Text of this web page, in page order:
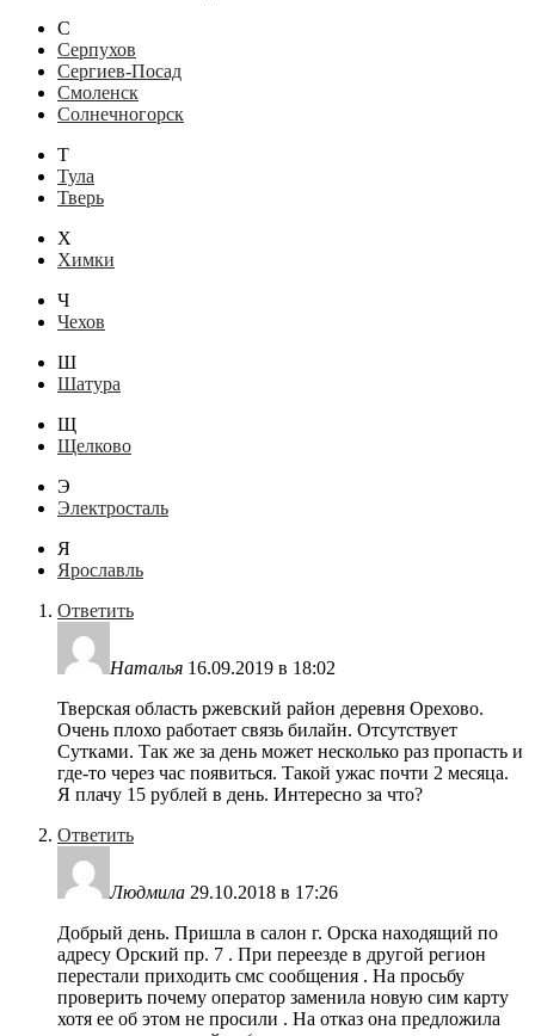
С
Серпухов
Сергиев-Посад
Смоленск
Солнечногорск
Т
Тула
Тверь
Х
Химки
Ч
Чехов
Ш
Шатура
Щ
Щелково
Э
Электросталь
Я
Ярославль
Ответить
Наталья 16.09.2019 в 18:02
Тверская область ржевский район деревня Орехово.
Очень плохо работает связь билайн. Отсутствует
Сутками. Так же за день может несколько раз пропасть и
где-то через час появиться. Такой ужас почти 2 месяца.
Я плачу 15 рублей в день. Интересно за что?
Ответить
Людмила 29.10.2018 в 17:26
Добрый день. Пришла в салон г. Орска находящий по
адресу Орский пр. 7 . При переезде в другой регион
перестали приходить смс сообщения . На просьбу
проверить почему оператор заменила новую сим карту
хотя ее об этом не просили . На отказ она предложила